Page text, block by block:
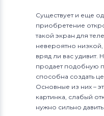
Существует и еще
приобретение
такой экран для
невероятно низкой,
вряд ли вас удивит.
продает подобную
способна создать
Основные из них –
картинка, слабый
нужно сильно